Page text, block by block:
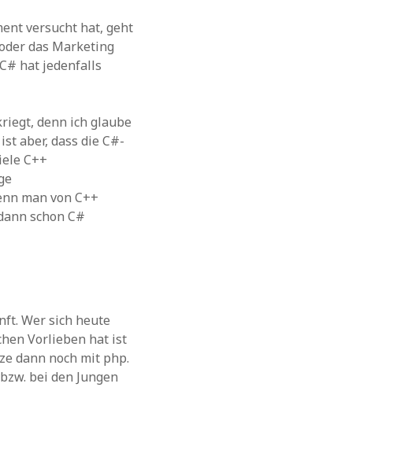
versucht hat, geht
das Marketing
hat jedenfalls
denn ich glaube
aber, dass die C#-
C++
man von C++
schon C#
Wer sich heute
Vorlieben hat ist
dann noch mit php.
bei den Jungen